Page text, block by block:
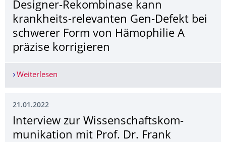
Designer-Rekombinase kann
krankheits-relevanten Gen-Defekt bei
schwerer Form von Hämophilie A
präzise korrigieren
Weiterlesen
21.01.2022
Interview zur Wissenschaftskom­
munikation mit Prof. Dr. Frank